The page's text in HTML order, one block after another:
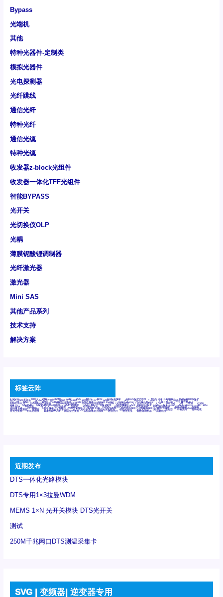
Bypass
光端机
其他
特种光器件-定制类
模拟光器件
光电探测器
光纤跳线
通信光纤
特种光纤
通信光缆
特种光缆
收发器z-block光组件
收发器一体化TFF光组件
智能BYPASS
光开关
光切换仪OLP
光耦
薄膜铌酸锂调制器
光纤激光器
激光器
Mini SAS
其他产品系列
技术支持
解决方案
标签云阵
6Tx6Rx 8T 8T8R 24R 24T24R 24Tx 25G 48Rx 48Tx 100G光模块 400G OSFP光模块 400G QSFP112 DR4 800G DR8 OSFP
800G OSFP光模块 AD7606国产替代 AFBR-57B4APZ AFBR-1528CZ AFBR-2528CZ AOC Bypass Camera Link CWDM波分复用器 DAS
DC~4M DSS DTS DVS GYMB光纤连接器 GYM光纤连接器 HFBR-1531Z HFBR-2531Z HFBR-4501Z HFBR-4503Z HFBR-4511Z
HFBR-4513Z J599A6光纤连接器 J599A8光电连接器 J599MT光纤连接器 J599Ⅰ光电连接器 LC超短型光模块 LGA Mini SAS MT POB QSFP
QSFP+ QSFP28 QSFP28 100G光模块 QSFP28笼座 QSFP 40G QSFP笼座 RP连接器 SFF-8431 SFF-8436 SFF-8472 SFF-8654 4i SFP 10G
SFP MSA SFP笼座 Z-BLOCK 万兆交换机 交换机 光切换仪OLP 光开关 光模块笼子座子 光电探测器 光电编码器模块 光电连接器 光端机
光纤激光器 光纤跳线 光纤连接器 光耦 全国产交换机 军品级光耦 千兆交换机 国产化光模块 射频光模块 微型光模块 微型可插拔BGA光模块
微型波分复用器 探测器 收发模块光学引擎组件 机架式光纤收发器 模拟光发射模块 模拟光器件 波分复用器 测试版 激光器 特种光纤 特种光缆
百兆交换机 相机光模块 紧凑型DWDM 网管型交换机 表贴式单路光模块 通信光纤 通信光缆 铌酸锂调制器 高速线缆
近期发布
DTS一体化光路模块
DTS专用1×3拉曼WDM
MEMS 1×N 光开关模块 DTS光开关
测试
250M千兆网口DTS测温采集卡
SVG | 变频器| 逆变器专用